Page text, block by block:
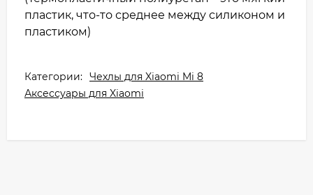
пластик, что-то среднее между силиконом и
пластиком)
Категории: Чехлы для Xiaomi Mi 8
Аксессуары для Xiaomi